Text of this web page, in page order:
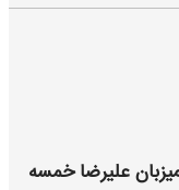
علیرضا خمسه